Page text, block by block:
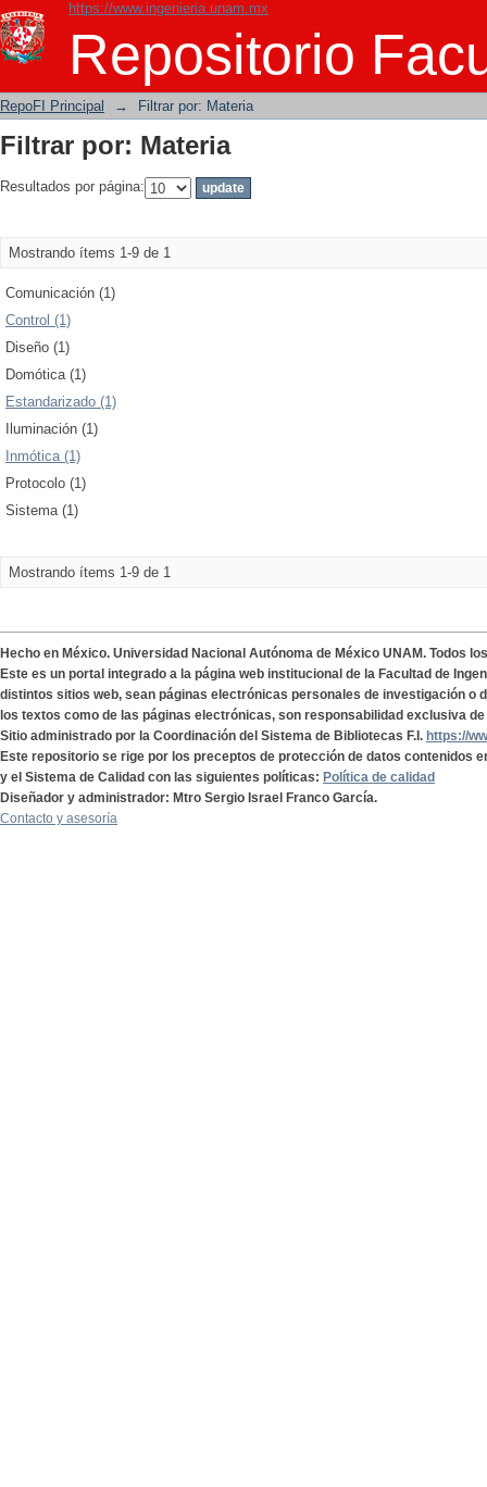
https://www.ingenieria.unam.mx
Repositorio
Filtrar por: Materia
RepoFI Principal → Filtrar por: Materia
Filtrar por: Materia
Resultados por página:
Mostrando ítems 1-9 de 1
Comunicación (1)
Control (1)
Diseño (1)
Domótica (1)
Estandarizado (1)
Iluminación (1)
Inmótica (1)
Protocolo (1)
Sistema (1)
Mostrando ítems 1-9 de 1
Hecho en México. Universidad Nacional Autónoma de México UNAM. Todos
Este es un portal integrado a la página web institucional de la Facultad de
distintos sitios web, sean páginas electrónicas personales de investigación o
los textos como de las páginas electrónicas, son responsabilidad exclusiva
Sitio administrado por la Coordinación del Sistema de Bibliotecas F.I. https://
Este repositorio se rige por los preceptos de protección de datos contenidos
y el Sistema de Calidad con las siguientes políticas: Política de calidad
Diseñador y administrador: Mtro Sergio Israel Franco García.
Contacto y asesoría